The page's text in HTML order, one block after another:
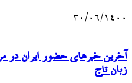
۳۰/۰۶/۱۴۰۰
آخرین خبرهای حضور ایران در
زبان تاج